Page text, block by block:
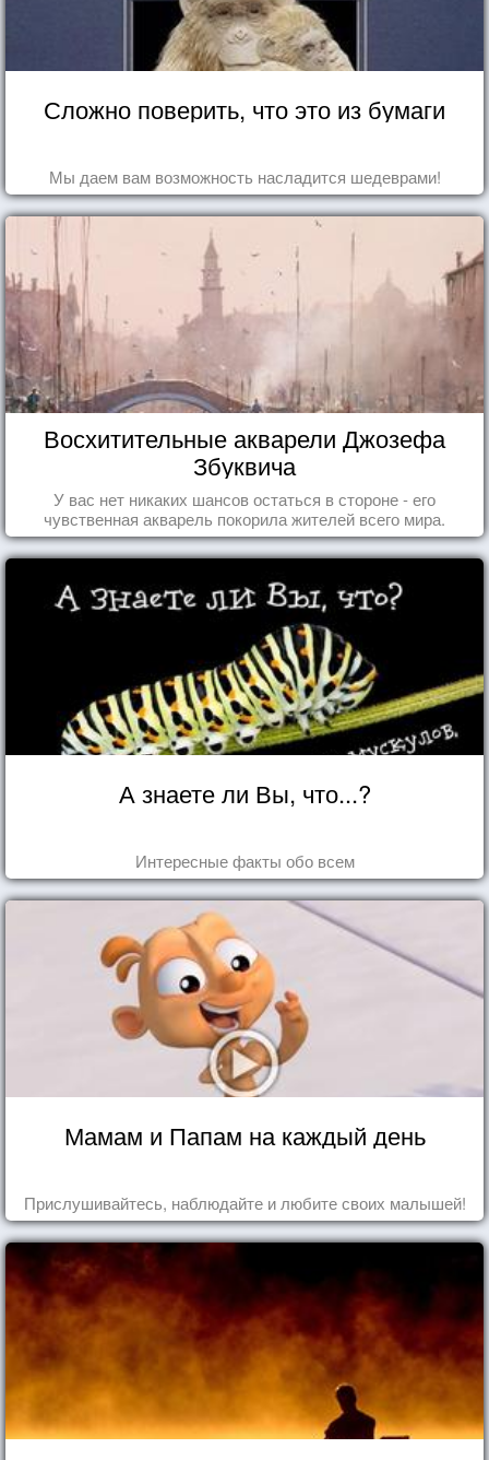
Сложно поверить, что это из бумаги
Мы даем вам возможность насладится шедеврами!
Восхитительные акварели Джозефа
Збуквича
У вас нет никаких шансов остаться в стороне - его
чувственная акварель покорила жителей всего мира.
А знаете ли Вы, что...?
Интересные факты обо всем
Мамам и Папам на каждый день
Прислушивайтесь, наблюдайте и любите своих малышей!